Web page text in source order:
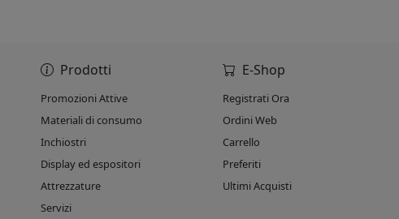
Prodotti
Promozioni Attive
Materiali di consumo
Inchiostri
Display ed espositori
Attrezzature
Servizi
E-Shop
Registrati Ora
Ordini Web
Carrello
Preferiti
Ultimi Acquisti